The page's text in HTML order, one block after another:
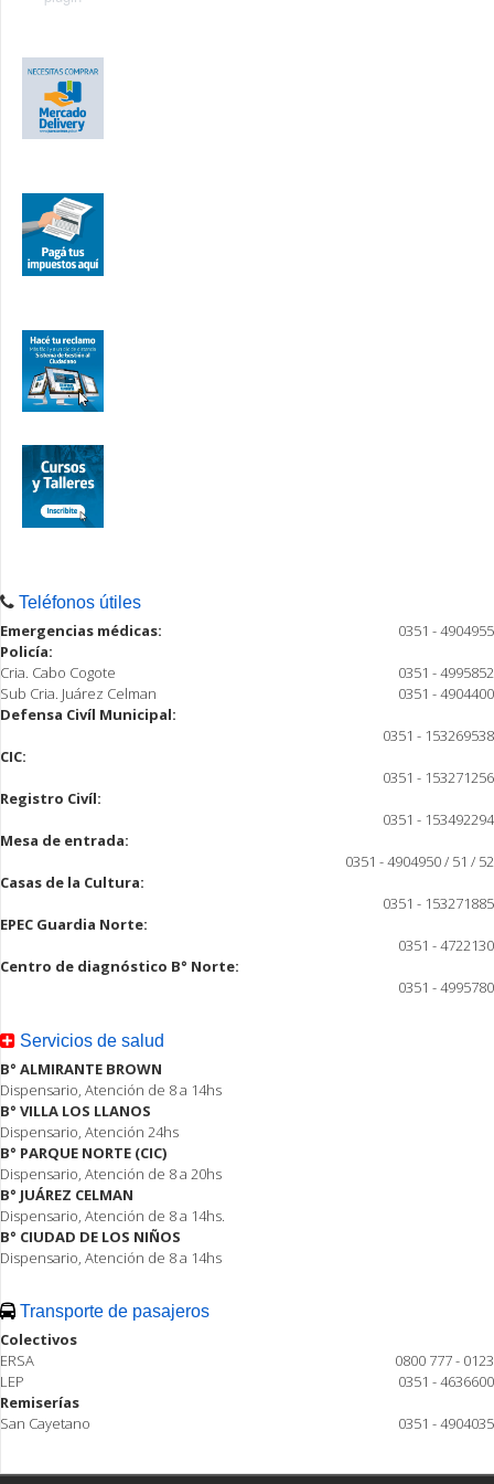
Teléfonos útiles
Emergencias médicas:
0351 - 4904955
Policía:
Cria. Cabo Cogote
0351 - 4995852
Sub Cria. Juárez Celman
0351 - 4904400
Defensa Civíl Municipal:
0351 - 153269538
CIC:
0351 - 153271256
Registro Civíl:
0351 - 153492294
Mesa de entrada:
0351 - 4904950 / 51 / 52
Casas de la Cultura:
0351 - 153271885
EPEC Guardia Norte:
0351 - 4722130
Centro de diagnóstico B° Norte:
0351 - 4995780
Servicios de salud
B° ALMIRANTE BROWN
Dispensario, Atención de 8 a 14hs
B° VILLA LOS LLANOS
Dispensario, Atención 24hs
B° PARQUE NORTE (CIC)
Dispensario, Atención de 8 a 20hs
B° JUÁREZ CELMAN
Dispensario, Atención de 8 a 14hs.
B° CIUDAD DE LOS NIÑOS
Dispensario, Atención de 8 a 14hs
Transporte de pasajeros
Colectivos
ERSA
0800 777 - 0123
LEP
0351 - 4636600
Remiserías
San Cayetano
0351 - 4904035